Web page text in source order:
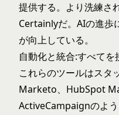
提供する。より洗練さ
Certainlyだ。AIの進歩
が向上している。
自動化と統合:すべてを
これらのツールはスタ
Marketo、HubSpot
ActiveCampaignのよ